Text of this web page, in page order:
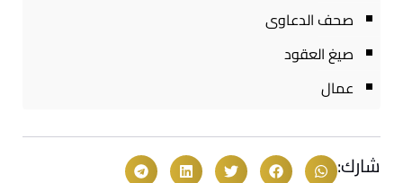
صحف الدعاوى
صيغ العقود
عمال
شارك: